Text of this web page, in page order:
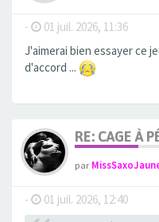
- 01 juil. 2026, 11:36
J'aimerai bien essayer ce
d'accord ...
RE: CAGE À
par
- 01 juil. 2026, 12:40